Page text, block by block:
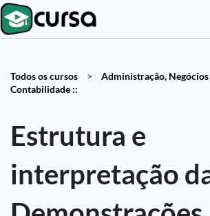
Todos os cursos > Administração,
Contabilidade ::
Estrutura e
interpretação